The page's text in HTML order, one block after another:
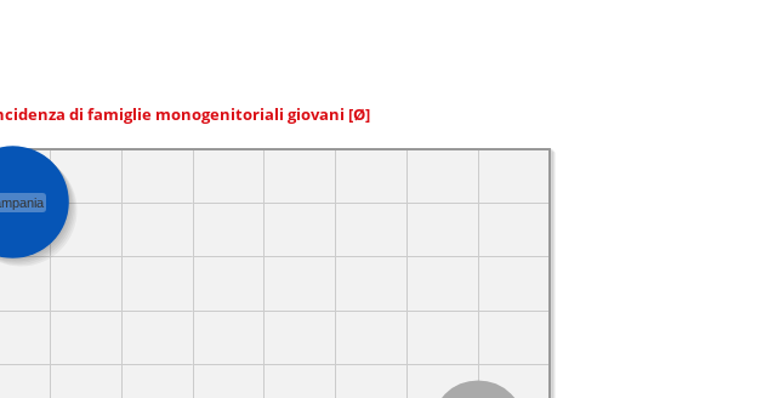
di famiglie monogenitoriali giovani [Ø]